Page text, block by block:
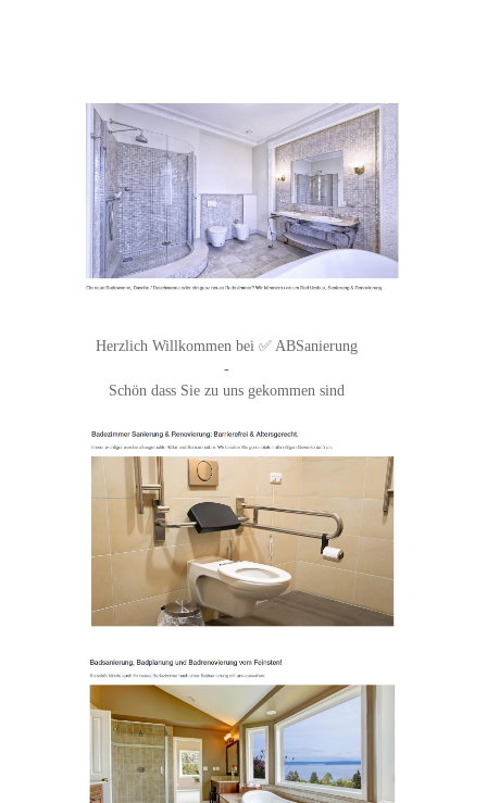
Herzlich Willkommen bei ✅ ABSanierung
-
Schön dass Sie zu uns gekommen sind